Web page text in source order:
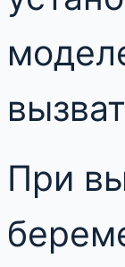
При